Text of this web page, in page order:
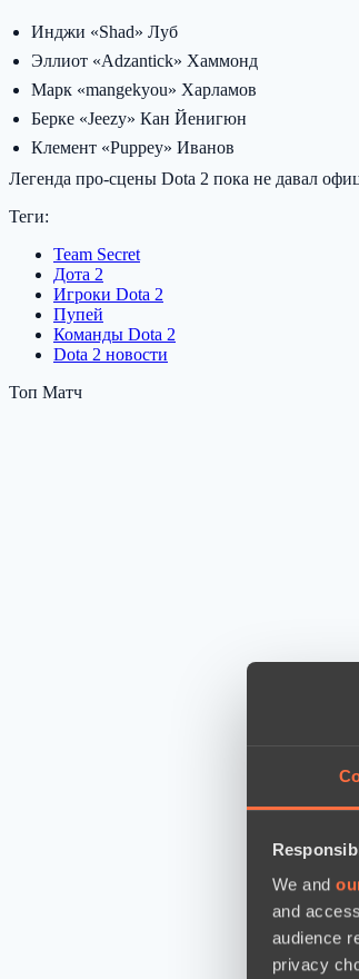
We and
and
audience
privacy
Инджи «Shad» Луб
Эллиот «Adzantick» Хаммонд
Марк «mangekyou» Харламов
Берке «Jeezy» Кан Йенигюн
Клемент «Puppey» Иванов
Легенда про-сцены Dota 2 пока не давал
Теги:
Team Secret
Дота 2
Игроки Dota 2
Пупей
Команды Dota 2
Dota 2 новости
Топ Матч